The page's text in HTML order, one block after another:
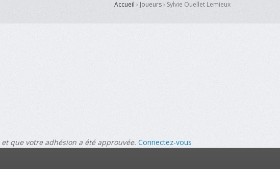
Accueil › Joueurs › Sylvie Ouellet Lemieux
que votre adhésion a été approuvée. Connectez-vous